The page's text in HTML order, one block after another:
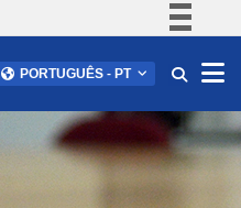
Comunica BR
Participe
Acesso à informação
PORTUGUÊS - PT